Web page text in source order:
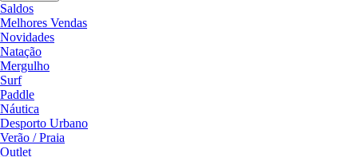
Saldos
Melhores Vendas
Novidades
Natação
Mergulho
Surf
Paddle
Náutica
Desporto Urbano
Verão / Praia
Outlet